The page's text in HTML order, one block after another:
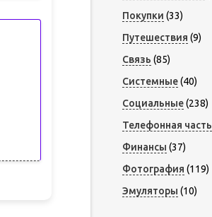
Покупки (33)
Путешествия (9)
Связь (85)
Системные(40)
Социальные(238)
Телефонная часть
Финансы (37)
Фотография (119)
Эмуляторы (10)